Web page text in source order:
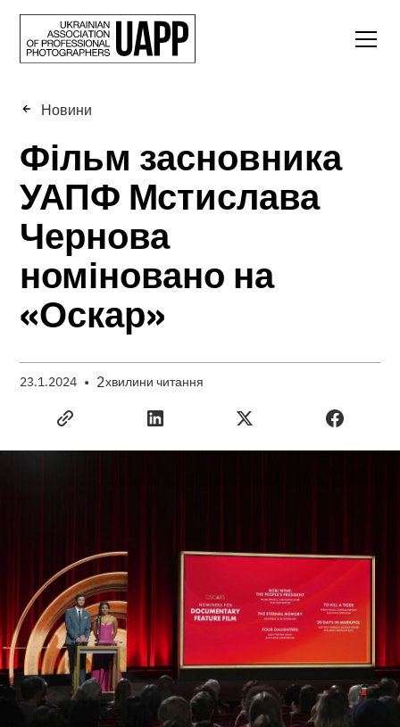
Новини
Фільм засновника
УАПФ Мстислава
Чернова
номіновано на
«Оскар»
23.1.2024 • 2хвилини читання